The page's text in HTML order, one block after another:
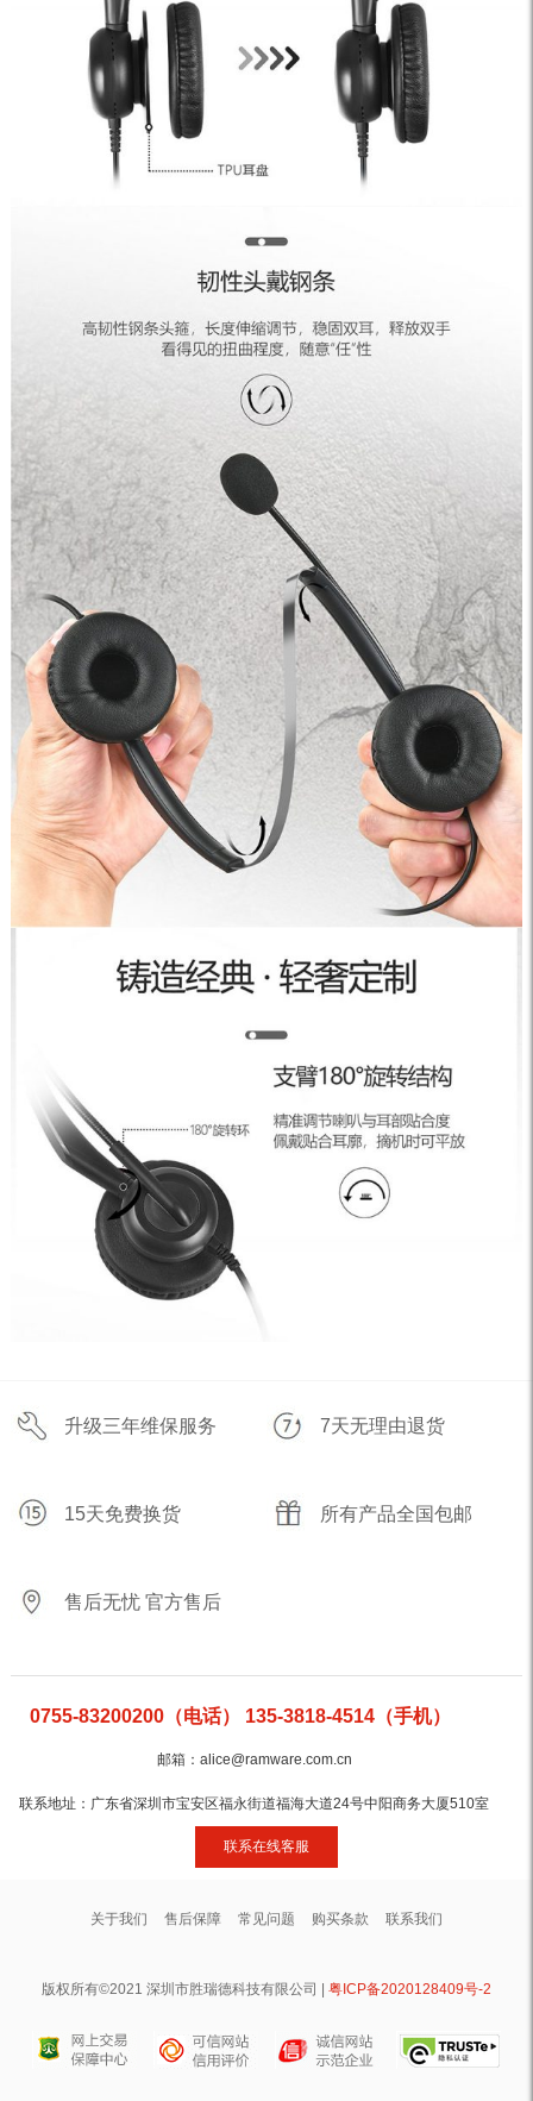
升级三年维保服务 7天无理由退货
15天免费换货 所有产品全国包邮
售后无忧 官方售后
0755-83200200（电话） 135-3818-4514（手机）
邮箱：alice@ramware.com.cn
联系地址：广东省深圳市宝安区福永街道福海大道24号中阳商务大厦510室
联系在线客服
关于我们 售后保障 常见问题 购买条款 联系我们
版权所有©2021 深圳市胜瑞德科技有限公司 | 粤ICP备2020128409号-2